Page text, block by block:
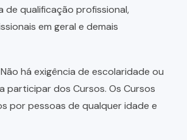
de qualificação profissional,
em geral e demais
Não há exigência de escolaridade ou
participar dos Cursos. Os Cursos
por pessoas de qualquer idade e